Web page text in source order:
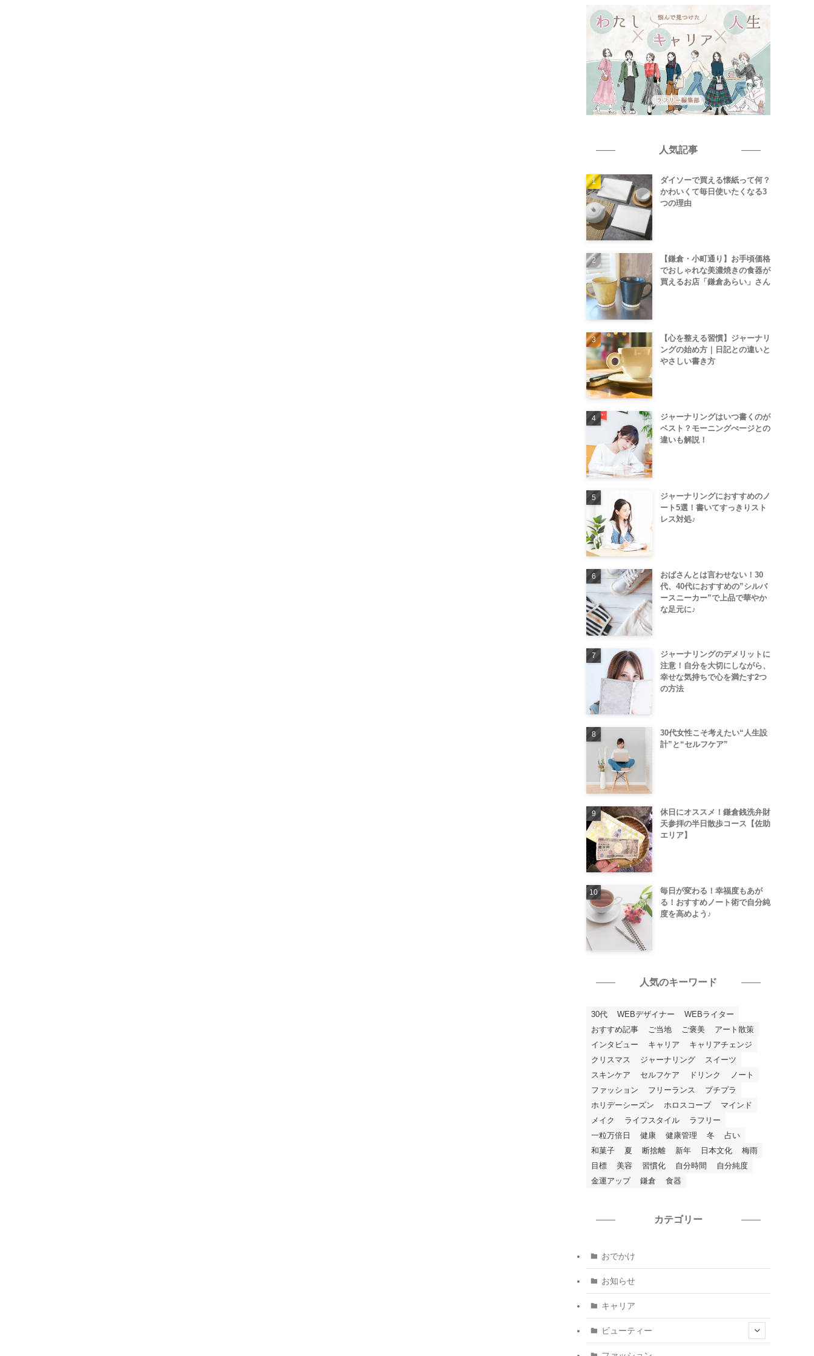
人気記事
ダイソーで買える懐紙って何？
かわいくて毎日使いたくなる3
つの理由
【鎌倉・小町通り】お手頃価格
でおしゃれな美濃焼きの食器が
買えるお店「鎌倉あらい」さん
【心を整える習慣】ジャーナリ
ングの始め方｜日記との違いと
やさしい書き方
ジャーナリングはいつ書くのが
ベスト？モーニングぺージとの
違いも解説！
ジャーナリングにおすすめのノ
ート5選！書いてすっきりスト
レス対処♪
おばさんとは言わせない！30
代、40代におすすめの”シルバ
ースニーカー”で上品で華やか
な足元に♪
ジャーナリングのデメリットに
注意！自分を大切にしながら、
幸せな気持ちで心を満たす2つ
の方法
30代女性こそ考えたい“人生設
計”と“セルフケア”
休日にオススメ！鎌倉銭洗弁財
天参拝の半日散歩コース【佐助
エリア】
毎日が変わる！幸福度もあが
る！おすすめノート術で自分純
度を高めよう♪
人気のキーワード
30代 WEBデザイナー
WEBライター
おすすめ記事
ご当地 ご褒美
アート散策
インタビュー
キャリア
キャリアチェンジ
クリスマス
ジャーナリング
スイーツ
スキンケア
セルフケア ドリンク
ノート
ファッション
フリーランス
プチプラ
ホリデーシーズン
ホロスコープ
マインド
メイク
ライフスタイル
ラフリー
一粒万倍日
健康 健康管理 冬
占い
和菓子
夏 断捨離 新年 日本文化
梅雨
目標
美容 習慣化 自分時間
自分純度
金運アップ
鎌倉 食器
カテゴリー
おでかけ
お知らせ
キャリア
ビューティー